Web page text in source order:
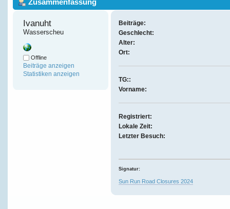
Ivanuht
Wasserscheu
Offline
Beiträge anzeigen
Statistiken anzeigen
Beiträge:
Geschlecht:
Alter:
Ort:
TG::
Vorname:
Registriert:
Lokale Zeit:
Letzter Besuch:
Signatur:
Sun Run Road Closures 2024